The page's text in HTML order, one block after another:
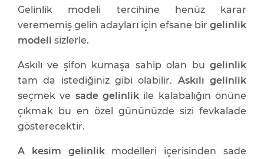
Gelinlik modeli tercihine henüz karar
verememiş gelin adayları için efsane bir gelinlik
modeli sizlerle.
Askılı ve şifon kumaşa sahip olan bu gelinlik
tam da istediğiniz gibi olabilir. Askılı gelinlik
seçmek ve sade gelinlik ile kalabalığın önüne
çıkmak bu en özel gününüzde sizi fevkalade
gösterecektir.
A kesim gelinlikmodelleri içerisinden sade